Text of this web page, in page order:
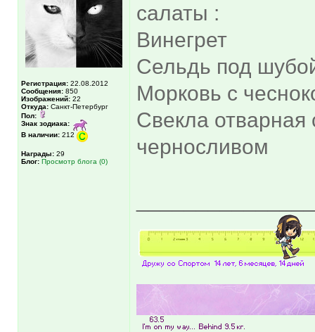
Регистрация: 22.08.2012
Сообщения: 850
Изображений: 22
Откуда: Санкт-Петербург
Пол:
Знак зодиака:
В наличии: 212
Награды: 29
Блог: Просмотр блога (0)
салаты :
Винегрет
Сельдь под
Морковь с
Свекла отварная
черносливом